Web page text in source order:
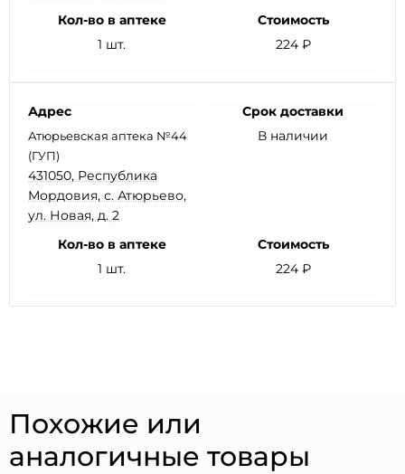
Кол-во в аптеке
1 шт.
Стоимость
224 ₽
Адрес
Атюрьевская аптека №44
(ГУП)
431050, Республика
Мордовия, с. Атюрьево,
ул. Новая, д. 2
Срок доставки
В наличии
Кол-во в аптеке
1 шт.
Стоимость
224 ₽
Похожие или
аналогичные товары